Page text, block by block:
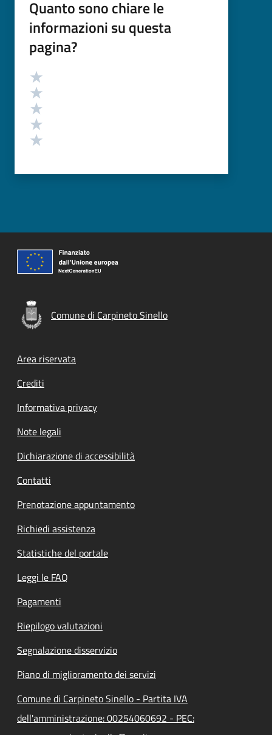
Quanto sono chiare le
informazioni su questa
pagina?
Valutazione
Comune di Carpineto Sinello
Footer menu
Area riservata
Crediti
Informativa privacy
Note legali
Dichiarazione di accessibilità
Contatti
Prenotazione appuntamento
Richiedi assistenza
Statistiche del portale
Leggi le FAQ
Pagamenti
Riepilogo valutazioni
Segnalazione disservizio
Piano di miglioramento dei servizi
Comune di Carpineto Sinello - Partita IVA
dell'amministrazione: 00254060692 - PEC: